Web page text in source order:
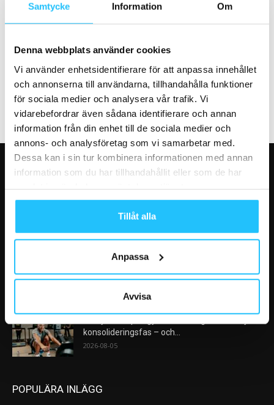
Samtycke Information Om
Denna webbplats använder cookies
Vi använder enhetsidentifierare för att anpassa innehållet
och annonserna till användarna, tillhandahålla funktioner
för sociala medier och analysera vår trafik. Vi
vidarebefordrar även sådana identifierare och annan
information från din enhet till de sociala medier och
annons- och analysföretag som vi samarbetar med.
Dessa kan i sin tur kombinera informationen med annan
information som du har tillhandahållit eller som de har
Tillåt alla
Anpassa
Avvisa
Business
affärsutvecklare
Gruppträning
Stockholm!
VÅRA FAVORITER
Nike satsar på hybridträning när Hyrox formar
nästa stora kategori
AI kommer aldrig kunna ersätta en frukost
efter träningspasset
konsolideringsfas – och...
2026-08-05
POPULÄRA INLÄGG